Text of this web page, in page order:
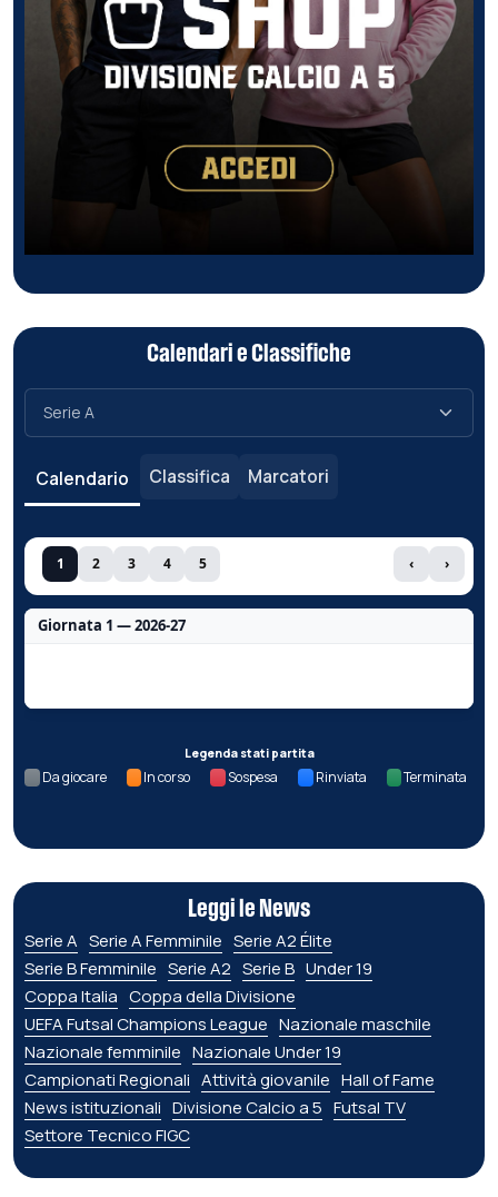
Calendari e Classifiche
Calendario Classifica Marcatori
1 2 3 4 5 ‹ ›
Giornata 1 — 2026-27
Legenda stati partita
Da giocare In corso Sospesa Rinviata Terminata
Leggi le News
Serie A Serie A Femminile Serie A2 Élite
Serie B Femminile Serie A2 Serie B Under 19
Coppa Italia Coppa della Divisione
UEFA Futsal Champions League Nazionale maschile
Nazionale femminile Nazionale Under 19
Campionati Regionali Attività giovanile Hall of Fame
News istituzionali Divisione Calcio a 5 Futsal TV
Settore Tecnico FIGC